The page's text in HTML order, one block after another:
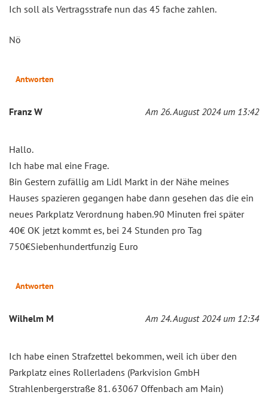
Ich soll als Vertragsstrafe nun das 45 fache zahlen.
Nö
Antworten
Franz W Am 26. August 2024 um 13:42
Hallo.
Ich habe mal eine Frage.
Bin Gestern zufällig am Lidl Markt in der Nähe meines
Hauses spazieren gegangen habe dann gesehen das die ein
neues Parkplatz Verordnung haben.90 Minuten frei später
40€ OK jetzt kommt es, bei 24 Stunden pro Tag
750€Siebenhundertfunzig Euro
Antworten
Wilhelm M Am 24. August 2024 um 12:34
Ich habe einen Strafzettel bekommen, weil ich über den
Parkplatz eines Rollerladens (Parkvision GmbH
Strahlenbergerstraße 81. 63067 Offenbach am Main)